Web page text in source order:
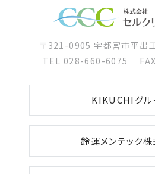
〒321-0905 宇都宮市平出
TEL 028-660-6075
KIKUCHIグル
鈴運メンテック